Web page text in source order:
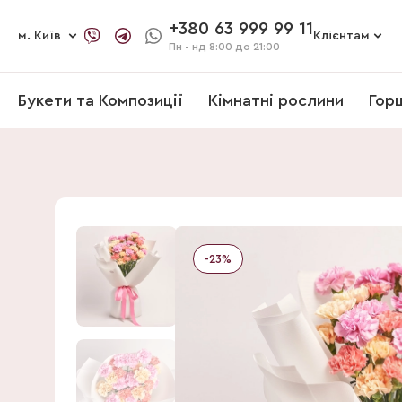
м. Київ +380 63 999 99 11
Пн - нд 8:00 до 21:00
Клієнтам
Букети та Композиції Кімнатні рослини
-23%